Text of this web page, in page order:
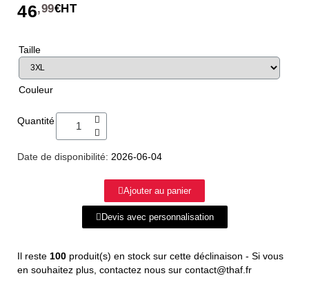
46,99€HT
Taille
Couleur
Quantité
Date de disponibilité: 2026-06-04
Ajouter au panier
Devis avec personnalisation
Il reste 100 produit(s) en stock sur cette déclinaison - Si vous
en souhaitez plus, contactez nous sur contact@thaf.fr